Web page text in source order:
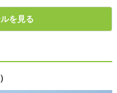
を見る